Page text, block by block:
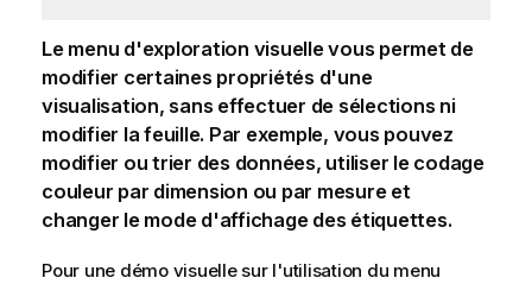
Le menu d'exploration visuelle vous permet de
modifier certaines propriétés d'une
visualisation, sans effectuer de sélections ni
modifier la feuille. Par exemple, vous pouvez
modifier ou trier des données, utiliser le codage
couleur par dimension ou par mesure et
changer le mode d'affichage des étiquettes.
Pour une démo visuelle sur l'utilisation du menu